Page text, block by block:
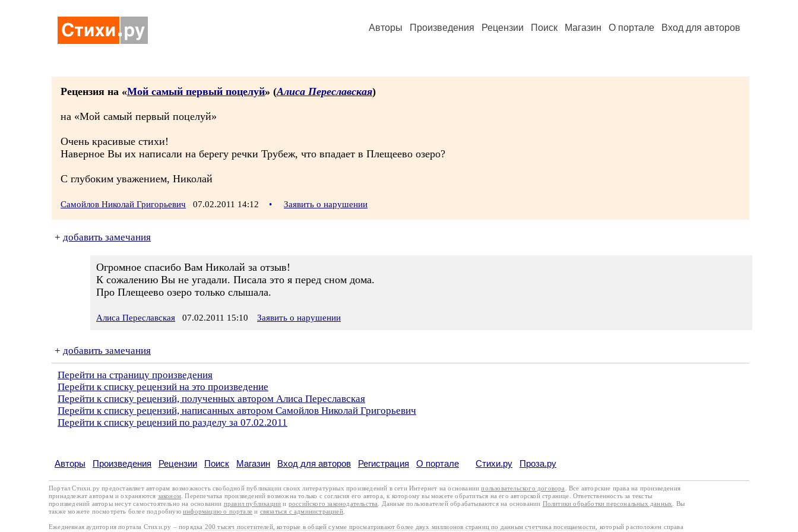
Авторы Произведения Рецензии Поиск Магазин О портале Вход для авторов
Рецензия на «Мой самый первый поцелуй» (Алиса Переславская)
на «Мой самый первый поцелуй»
Очень красивые стихи!
Наверное Вы их написали на берегу речки Трубеж, что впадает в Плещеево озеро?
С глубоким уважением, Николай
Самойлов Николай Григорьевич 07.02.2011 14:12 • Заявить о нарушении
+ добавить замечания
Огромное спасибо Вам Николай за отзыв!
К сожалению Вы не угадали. Писала это я перед сном дома.
Про Плещеево озеро только слышала.
Алиса Переславская 07.02.2011 15:10 Заявить о нарушении
+ добавить замечания
Перейти на страницу произведения
Перейти к списку рецензий на это произведение
Перейти к списку рецензий, полученных автором Алиса Переславская
Перейти к списку рецензий, написанных автором Самойлов Николай Григорьевич
Перейти к списку рецензий по разделу за 07.02.2011
Авторы Произведения Рецензии Поиск Магазин Вход для авторов Регистрация О портале Стихи.ру Проза.ру
Портал Стихи.ру предоставляет авторам возможность свободной публикации своих литературных произведений в сети Интернет на основаниипользовательского договора
. Все авторские права на произведения
принадлежат авторам и охраняются законом . Перепечатка произведений возможна только с согласия его автора, к которому вы можете обратиться на его авторской странице. Ответственность за тексты
произведений авторы несут самостоятельно на основании правил публикации и российского законодательства . Данные пользователей обрабатываются на основании Политики обработки персональных данных
. Вы
также можете посмотреть более подробную информацию о портале и связаться с администрацией.
Ежедневная аудитория портала Стихи.ру – порядка 200 тысяч посетителей, которые в общей сумме просматривают более двух миллионов страниц по данным счетчика посещаемости, который расположен справа